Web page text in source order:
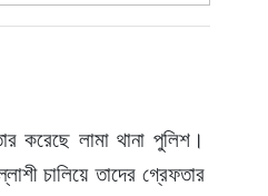
করেছে লামা থানা পুলিশ।
চালিয়ে তাদের গ্রেফতার